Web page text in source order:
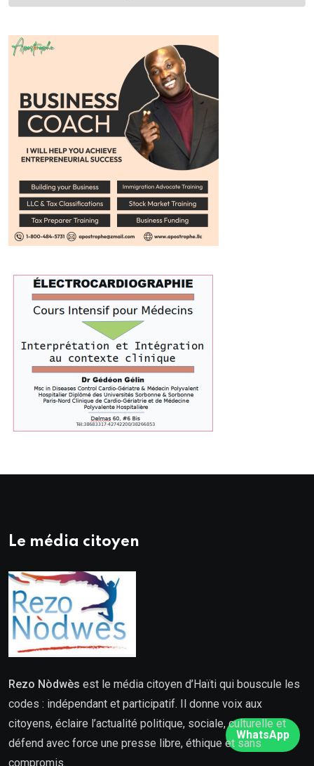
WhatsApp
Le média citoyen
Rezo Nòdwès est le média citoyen d’Haïti qui bouscule les
codes : indépendant et participatif. Il donne voix aux
citoyens, éclaire l’actualité politique, sociale, culturelle et
défend avec force une presse libre, éthique et sans
compromis.